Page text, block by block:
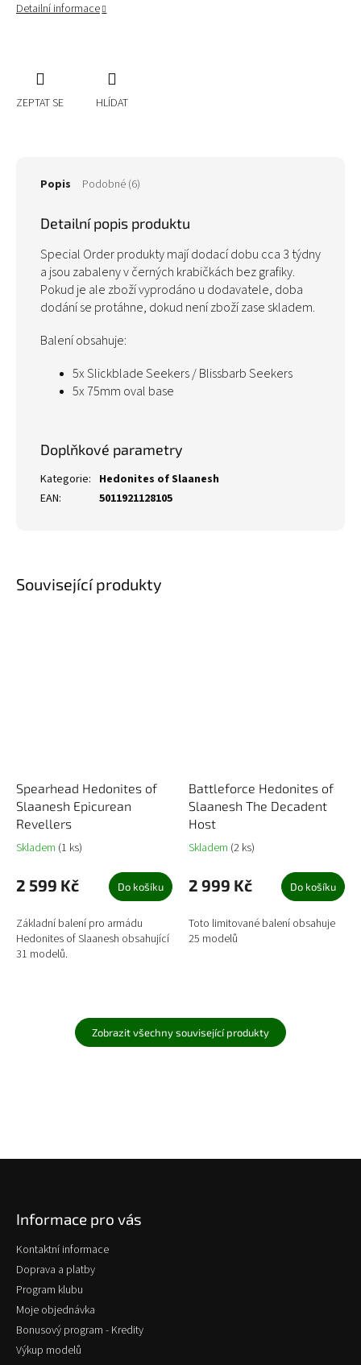
Detailní informace
ZEPTAT SE HLÍDAT
Související produkty
Spearhead Hedonites of
Slaanesh Epicurean
Revellers
Skladem (1 ks)
2 599 Kč Do košíku
Základní balení pro armádu
Hedonites of Slaanesh obsahující
31 modelů.
Battleforce Hedonites of
Slaanesh The Decadent
Host
Skladem (2 ks)
2 999 Kč Do košíku
Toto limitované balení obsahuje
25 modelů
Zobrazit všechny související produkty
Popis Podobné (6)
Detailní popis produktu
Special Order produkty mají dodací dobu cca 3 týdny
a jsou zabaleny v černých krabičkách bez grafiky.
Pokud je ale zboží vyprodáno u dodavatele, doba
dodání se protáhne, dokud není zboží zase skladem.
Balení obsahuje:
5x Slickblade Seekers / Blissbarb Seekers
5x 75mm oval base
Doplňkové parametry
Kategorie: Hedonites of Slaanesh
EAN: 5011921128105
Informace pro vás
Kontaktní informace
Doprava a platby
Program klubu
Moje objednávka
Bonusový program - Kredity
Výkup modelů